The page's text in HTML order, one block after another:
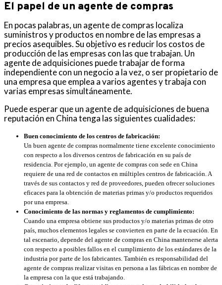
El papel de un agente de compras
En pocas palabras, un agente de compras localiza
suministros y productos en nombre de las empresas a
precios asequibles. Su objetivo es reducir los costos de
producción de las empresas con las que trabajan. Un
agente de adquisiciones puede trabajar de forma
independiente con un negocio a la vez, o ser propietario de
una empresa que emplea a varios agentes y trabaja con
varias empresas simultáneamente.
Puede esperar que un agente de adquisiciones de buena
reputación en China tenga las siguientes cualidades:
Buen conocimiento de los centros de fabricación:
Un buen agente de compras normalmente tiene excelente conocimiento
con respecto a los diversos centros de fabricación en su país de
residencia. Por ejemplo, un agente de compras con sede en China
requiere de una red de contactos en múltiples centros de fabricación. A
través de sus contactos y red de proveedores, pueden ofrecer soluciones
eficaces para la obtención de materias primas y/o productos requeridos
por una empresa.
Conocimiento de las normas y reglamentos de cumplimiento:
Cuando una empresa obtiene sus productos y/o materias primas de otro
país, muchos elementos legales se convierten en parte de la ecuación. En
tal escenario, depende del agente de compras en China mantenerse alerta
con respecto a posibles fallos en el cumplimiento de los estándares de la
industria por parte de los fabricantes. También es responsabilidad del
agente de compras realizar visitas en persona a las fábricas en nombre de
la empresa con la que está trabajando.